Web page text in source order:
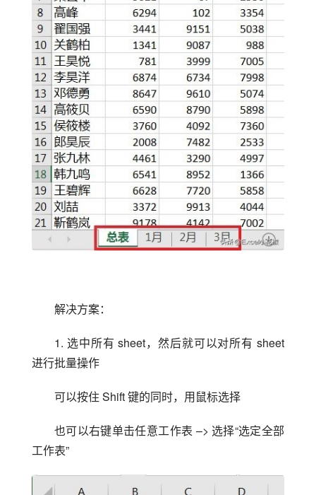
解决方案：
1. 选中所有 sheet，然后就可以对所有 sheet
进行批量操作
可以按住 Shift 键的同时，用鼠标选择
也可以右键单击任意工作表 –> 选择“选定全部
工作表”